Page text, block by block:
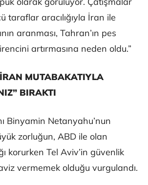
taraflar aracılığıyla İran ile
aranması, Tahran’ın pes
artırmasına neden oldu.”
MUTABAKATIYLA
BIRAKTI
Binyamin Netanyahu’nun
zorluğun, ABD ile olan
korurken Tel Aviv’in güvenlik
vermemek olduğu vurgulandı.